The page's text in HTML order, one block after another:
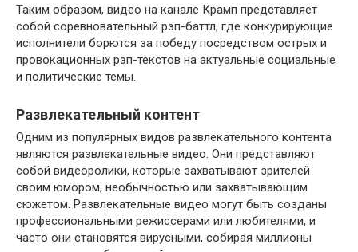
Таким образом, видео на канале Крамп представляет
собой соревновательный рэп-баттл, где конкурирующие
исполнители борются за победу посредством острых и
провокационных рэп-текстов на актуальные социальные
и политические темы.
Развлекательный контент
Одним из популярных видов развлекательного контента
являются развлекательные видео. Они представляют
собой видеоролики, которые захватывают зрителей
своим юмором, необычностью или захватывающим
сюжетом. Развлекательные видео могут быть созданы
профессиональными режиссерами или любителями, и
часто они становятся вирусными, собирая миллионы